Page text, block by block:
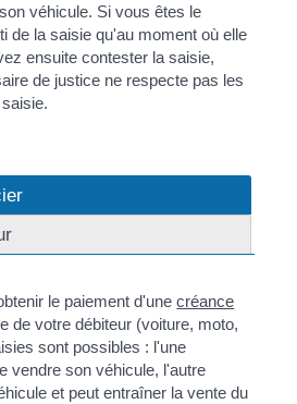
véhicule. Si vous êtes le
de la saisie qu'au moment où elle
ensuite contester la saisie,
de justice ne respecte pas les
le paiement d'unecréance
de votre débiteur (voiture, moto,
sont possibles : l'une
vendre son véhicule, l'autre
et peut entraîner la vente du